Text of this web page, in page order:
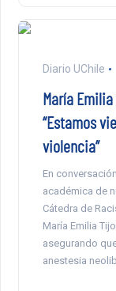
Diario UChile
María
“Estamos
violencia”
En
académica de
Cátedra de
María Emilia
asegurando
anestesia